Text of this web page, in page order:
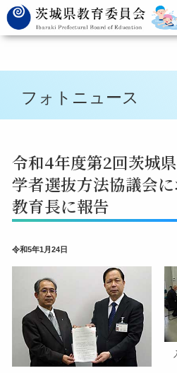
フォトニュース
令和4年度第2回茨城
学者選抜方法協議会
教育長に報告
令和5年1月24日